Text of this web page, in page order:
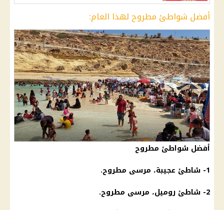
أفضل شواطئ مطروح لهذا العام:
أفضل شواطئ مطروح
1- شاطئ عجيبة، مرسى مطروح.
2- شاطئ روميل،
مرسى مطروح.